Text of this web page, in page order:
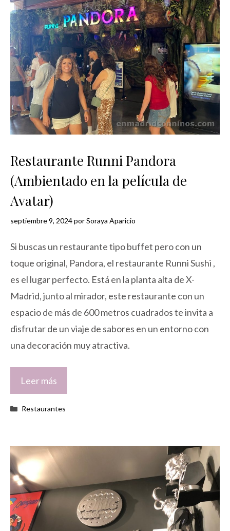
Restaurante Runni Pandora
(Ambientado en la película de
Avatar)
septiembre 9, 2024porSoraya Aparicio
Si buscas un restaurante tipo buffet pero con un
toque original, Pandora, el restaurante Runni Sushi ,
es el lugar perfecto. Está en la planta alta de X-
Madrid, junto al mirador, este restaurante con un
espacio de más de 600 metros cuadrados te invita a
disfrutar de un viaje de sabores en un entorno con
una decoración muy atractiva.
Leer más
Categorías
Restaurantes